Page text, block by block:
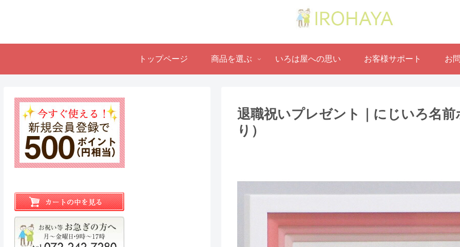
トップページ 商品を選ぶ いろは屋への思い お客様サポート お
退職祝いプレゼント｜にじいろ名
り ）